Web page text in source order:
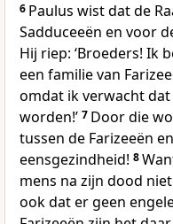
6 Paulus wist dat de
Sadduceeën en voor
Hij riep: ‘Broeders! Ik
een familie van
omdat ik verwacht
worden!’ 7 Door die
tussen de Farizeeën
eensgezindheid! 8
mens na zijn dood
ook dat er geen